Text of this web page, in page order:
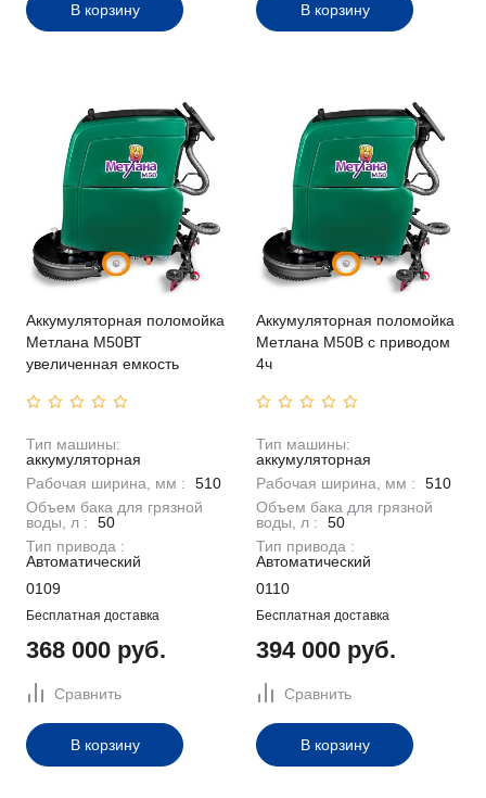
В корзину В корзину
Аккумуляторная поломойка
Метлана M50ВТ
увеличенная емкость
Тип машины:
аккумуляторная
Рабочая ширина, мм :
510
Объем бака для грязной
воды, л :
50
Тип привода :
Автоматический
0109
Бесплатная доставка
368 000 руб.
Сравнить
В корзину
Аккумуляторная поломойка
Метлана M50В с приводом
4ч
Тип машины:
аккумуляторная
Рабочая ширина, мм :
510
Объем бака для грязной
воды, л :
50
Тип привода :
Автоматический
0110
Бесплатная доставка
394 000 руб.
Сравнить
В корзину